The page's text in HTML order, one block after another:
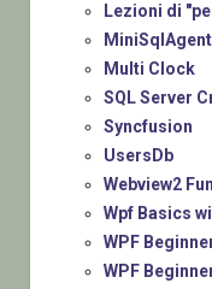
Lezioni di
MiniSqlAgent
Multi Clock
SQL Server
Syncfusion
UsersDb
Webview2
Wpf Basics
WPF
WPF